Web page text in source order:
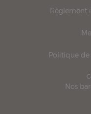
Règlement
Politique
Nos